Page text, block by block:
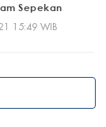
Sepekan
15:49 WIB